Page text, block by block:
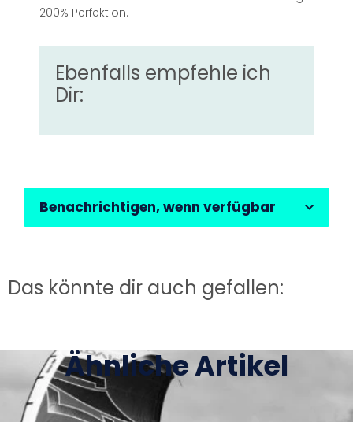
200% Perfektion.
Ebenfalls empfehle ich
Dir:
Benachrichtigen, wenn verfügbar
Das könnte dir auch gefallen:
Ähnliche Artikel